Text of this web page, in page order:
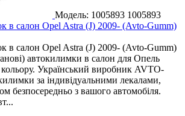
Модель: 1005893 1005893
в салон Opel Astra (J) 2009- (Avto-Gumm)
в салон Opel Astra (J) 2009- (Avto-Gumm)
автокилимки в салон для Опель
Український виробник AVTO-
за індивідуальними лекалами,
безпосередньо з вашого автомобіля.